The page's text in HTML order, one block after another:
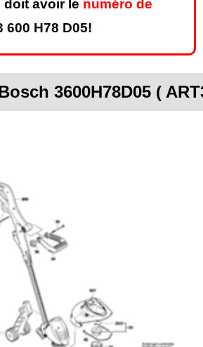
doit avoir le numéro de
600 H78 D05!
3600H78D05 (